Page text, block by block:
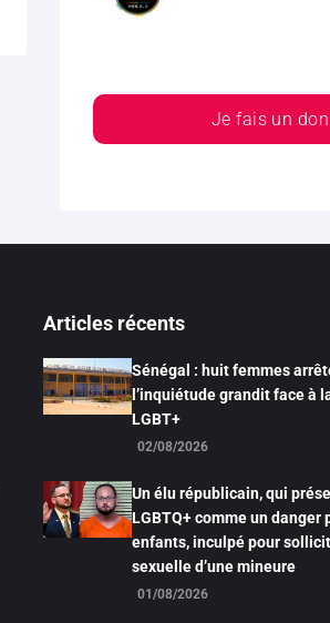
Je fais un don
Articles récents
Sénégal : huit femmes
l’inquiétude grandit face à
LGBT+
02/08/2026
Un élu républicain, qui
LGBTQ+ comme un danger
enfants, inculpé pour
sexuelle d’une mineure
01/08/2026